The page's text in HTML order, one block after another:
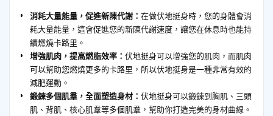
消耗大量能量，促進新陳代謝： 在做伏地挺身時，您的身體會消
耗大量能量，這會促進您的新陳代謝速度，讓您在休息時也能持
續燃燒卡路里。
增強肌肉，提高燃脂效率： 伏地挺身可以增強您的肌肉，而肌肉
可以幫助您燃燒更多的卡路里，所以伏地挺身是一種非常有效的
減肥運動。
鍛鍊多個肌羣，全面塑造身材： 伏地挺身可以鍛鍊到胸肌、三頭
肌、背肌、核心肌羣等多個肌羣，幫助你打造完美的身材曲線。